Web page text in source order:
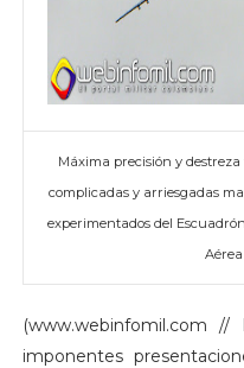
Máxima precisión y
complicadas y arriesgadas
experimentados del
(www.webinfomil.com
imponentes